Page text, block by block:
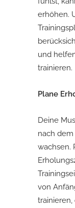
erhöhen.
und
trainieren.
Plane
Deine
nach
wachsen.
von